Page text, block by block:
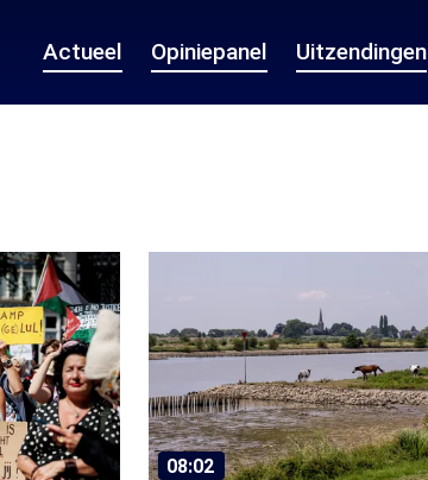
Actueel Opiniepanel Uitzendingen
08:02